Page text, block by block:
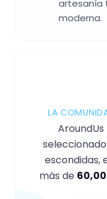
artesanía
moderna.
LA
escondidas,
más de